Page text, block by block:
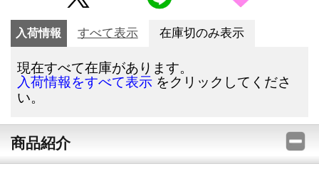
入荷情報 すべて表示 在庫切のみ表示
現在すべて在庫があります。
入荷情報をすべて表示 をクリックしてくださ
い。
商品紹介